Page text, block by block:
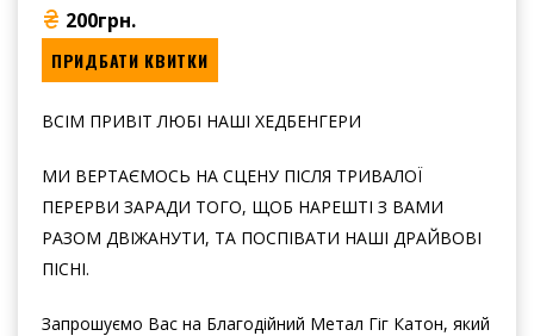
200грн.
ПРИДБАТИ КВИТКИ
ВСІМ ПРИВІТ ЛЮБІ НАШІ ХЕДБЕНГЕРИ
МИ ВЕРТАЄМОСЬ НА СЦЕНУ ПІСЛЯ ТРИВАЛОЇ
ПЕРЕРВИ ЗАРАДИ ТОГО, ЩОБ НАРЕШТІ З ВАМИ
РАЗОМ ДВІЖАНУТИ, ТА ПОСПІВАТИ НАШІ ДРАЙВОВІ
ПІСНІ.
Запрошуємо Вас на Благодійний Метал Гіг Катон, який